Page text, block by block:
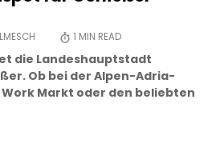
1 MIN READ
die Landeshauptstadt
Ob bei der Alpen-Adria-
Markt oder den beliebten